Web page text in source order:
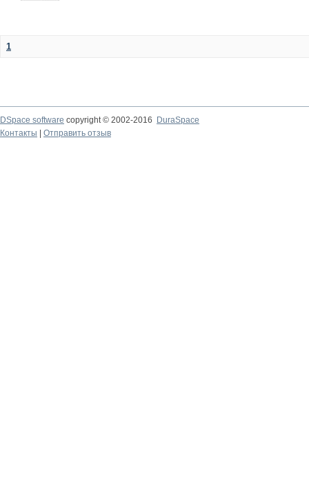
1
DSpace software copyright © 2002-2016
DuraSpace
Контакты
Отправить отзыв